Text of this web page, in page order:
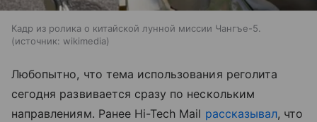
Кадр из ролика о китайской лунной миссии Чангъе-5.
источник: wikimedia
Любопытно, что тема использования реголита
сегодня развивается сразу по нескольким
направлениям. Ранее Hi-Tech Mail рассказывал, что